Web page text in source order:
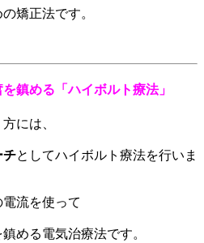
矯正法です。
鎮める「ハイボルト療法」
には、
チとしてハイボルト療法を行いま
流を使って
める電気治療法です。